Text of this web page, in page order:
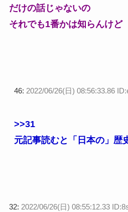
だけの話じゃないの
それでも1番かは知らんけど
46: 2022/06/26(日) 08:56:33.86
>>31
元記事読むと「日本の」歴
32: 2022/06/26(日) 08:55:12.33